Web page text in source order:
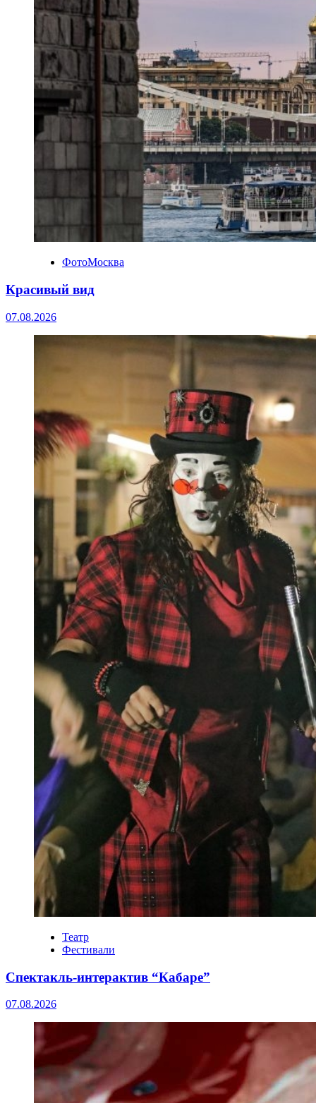
ФотоМосква
Красивый вид
07.08.2026
Театр
Фестивали
Спектакль-интерактив “Кабаре”
07.08.2026